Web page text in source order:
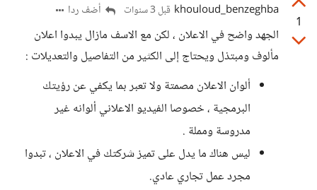
1
khouloud_benzeghba قبل 3 سنوات أضف ردا
الجهد واضح في الاعلان ، لكن مع الاسف مازال يبدوا اعلان
مألوف ومبتذل ويحتاج إلى الكثير من التفاصيل والتعديلات :
ألوان الاعلان مصمتة ولا تعبر بما يكفي عن رؤيتك
البرمجية ، خصوصا الفيديو الاعلاني ألوانه غير
مدروسة ومملة .
ليس هناك ما يدل على تميز شركتك في الاعلان ، تبدوا
مجرد عمل تجاري عادي.